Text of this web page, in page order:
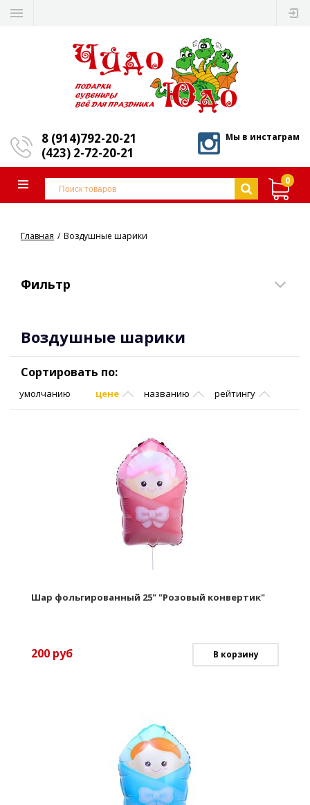
8 (914)792-20-21
(423) 2-72-20-21
Мы в инстаграм
0
Главная Воздушные шарики
Фильтр
Воздушные шарики
Сортировать по:
умолчанию цене названию рейтингу
Шар фольгированный 25" "Розовый конвертик"
200 руб В корзину